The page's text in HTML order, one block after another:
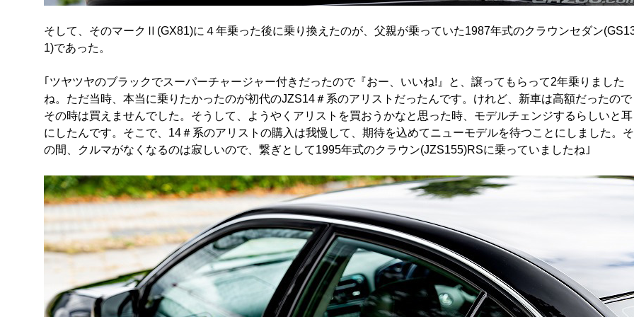
そして、そのマークⅡ(GX81)に４年乗った後に乗り換えたのが、父親が乗っていた1987年式のクラウンセダン
1)であった。
｢ツヤツヤのブラックでスーパーチャージャー付きだったので『おー、いいね!』と、譲ってもらって2年乗りました
ね。ただ当時、本当に乗りたかったのが初代のJZS14＃系のアリストだったんです。けれど、新車は高額だったので
その時は買えませんでした。そうして、ようやくアリストを買おうかなと思った時、モデルチェンジするらしいと耳
にしたんです。そこで、14＃系のアリストの購入は我慢して、期待を込めてニューモデルを待つことにしました。そ
の間、クルマがなくなるのは寂しいので、繋ぎとして1995年式のクラウン(JZS155)RSに乗っていましたね｣